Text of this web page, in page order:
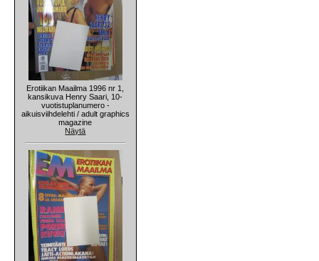
Erotiikan Maailma 1996 nr 1,
kansikuva Henry Saari, 10-
vuotistuplanumero -
aikuisviihdelehti / adult graphics
magazine
Näytä